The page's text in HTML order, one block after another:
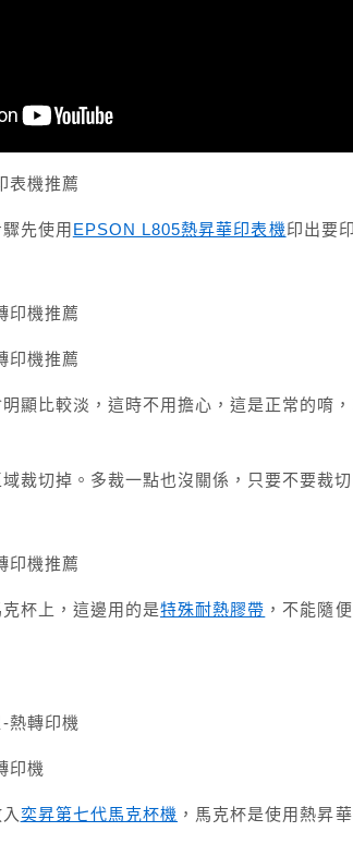
先使用 EPSON L805熱昇華印表機印出要
顯比較淡，這時不用擔心，這是正常的唷
裁切掉。多裁一點也沒關係，只要不要裁
杯上，這邊用的是特殊耐熱膠帶 ，不能隨
奕昇第七代馬克杯機 ，馬克杯是使用熱昇